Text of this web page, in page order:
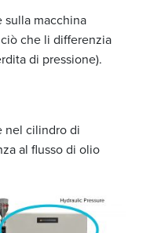
sulla macchina
che li differenzia
di pressione).
nel cilindro di
al flusso di olio